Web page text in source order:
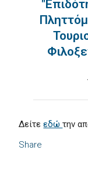
Share
Δείτεεδώτην